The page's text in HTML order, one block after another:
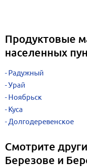
Продуктовые
населенных
Радужный
Урай
Ноябрьск
Куса
Долгодеревенское
Смотрите
Березове и